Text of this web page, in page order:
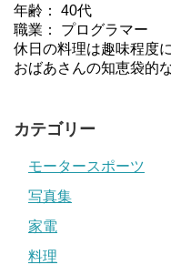
年齢： 40代
職業： プログラマー
休日の料理は趣味程度
おばあさんの知恵袋的
カテゴリー
モータースポーツ
写真集
家電
料理